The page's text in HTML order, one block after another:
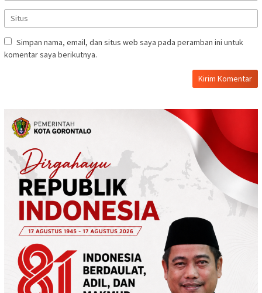
Simpan nama, email, dan situs web saya pada peramban ini untuk
komentar saya berikutnya.